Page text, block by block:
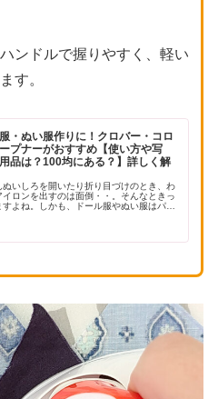
ンドルで握りやすく、軽い
す。
・ぬい服作りに！クロバー・コロ
プナーがおすすめ【使い方や写
品は？100均にある？】詳しく解
ぬいしろを開いたり折り目づけのとき、わ
イロンを出すのは面倒・・。そんなときっ
すよね。しかも、ドール服やぬい服はパー